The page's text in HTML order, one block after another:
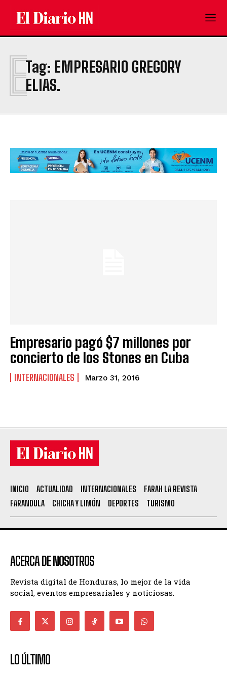
Tag: EMPRESARIO GREGORY
ELIAS.
E
Empresario pagó $7 millones por
concierto de los Stones en Cuba
INTERNACIONALES Marzo 31, 2016
INICIO ACTUALIDAD INTERNACIONALES
FARAH LA REVISTA
FARANDULA
CHICHA Y LIMÓN DEPORTES TURISMO
ACERCA DE NOSOTROS
Revista digital de Honduras, lo mejor de la vida
social, eventos empresariales y noticiosas.
LO ÚLTIMO